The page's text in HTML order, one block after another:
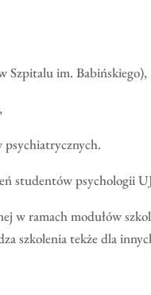
Szpitalu im. Babińskiego),
studentów psychologii
w ramach modułów
szkolenia tekże dla